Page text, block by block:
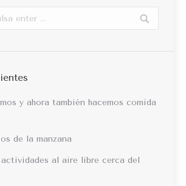
y ahora también hacemos comida
de la manzana
actividades al aire libre cerca del